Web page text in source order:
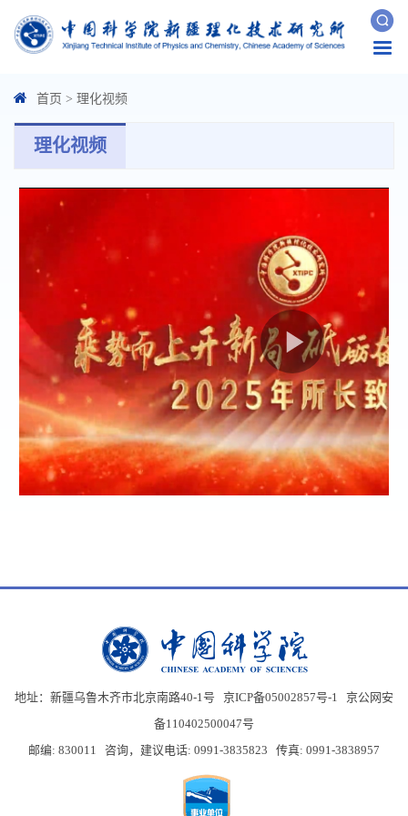
首页 > 理化视频
理化视频
地址：新疆乌鲁木齐市北京南路40-1号 京ICP备05002857号-1 京公网安
备110402500047号
邮编: 830011 咨询，建议电话: 0991-3835823 传真: 0991-3838957